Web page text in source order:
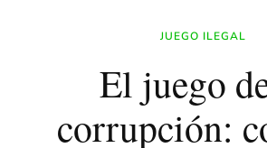
JUEGO ILEGAL
El juego
corrupción: